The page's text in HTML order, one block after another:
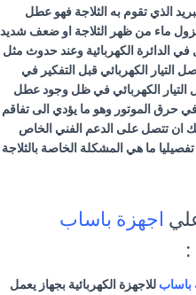
الذي تقوم به الثلاجة فهو عطل
ماء من ظهر الثلاجة او ضعف شديد
الدائرة الكهربائية وعند حدوث مثل
الكهربائي قبل التفكير في
الكهربائي في ظل وجود عطل
حرق الموتور وهو ما يؤدي الى تفاقم
ان تتصل على الدعم الفني الخاص
ما هي المشكلة الخاصة بالثلاجة
اجهزة باساب
باساب للاجهزة الكهربائية بجهاز يعمل